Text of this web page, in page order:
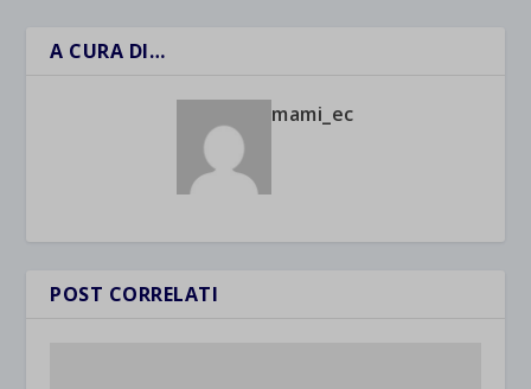
A CURA DI…
mami_ec
POST CORRELATI